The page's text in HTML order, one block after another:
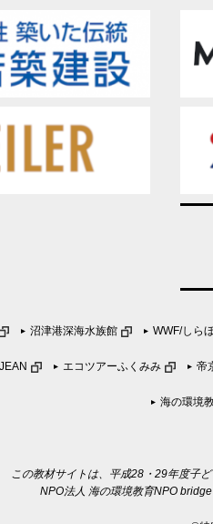
沼津港深海水族館 WWF/しら
エコツアーふくみみ 帝
海の環境
この教材サイトは、平成28・29年度子
NPO法人 海の環境教育NPO